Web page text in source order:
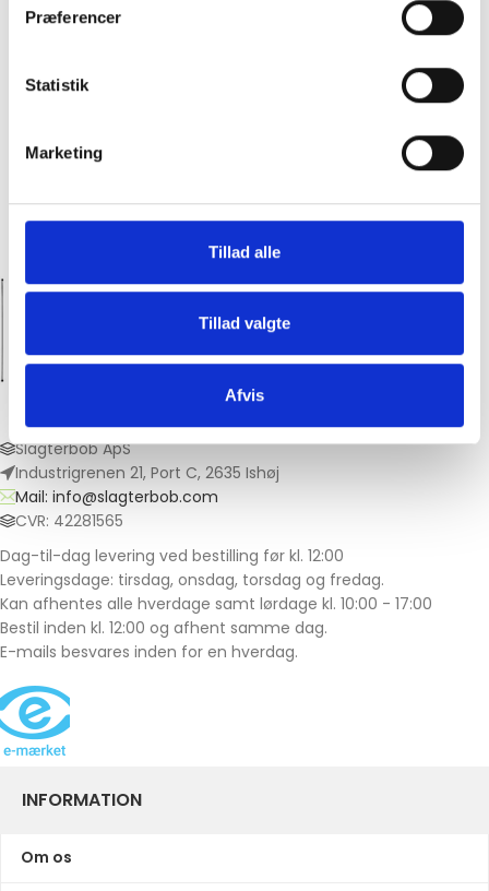
Præferencer
Statistik
Marketing
Tillad alle
Tillad valgte
Afvis
Hos Slagter Bob får du premium kød til
Slagterbob ApS
Industrigrenen 21, Port C, 2635 Ishøj
Mail: info@slagterbob.com
CVR: 42281565
Dag-til-dag levering ved bestilling før kl. 12:00
Leveringsdage: tirsdag, onsdag, torsdag og fredag.
Kan afhentes alle hverdage samt lørdage kl. 10:00 - 17:00
Bestil inden kl. 12:00 og afhent samme dag.
E-mails besvares inden for en hverdag.
INFORMATION
Om os